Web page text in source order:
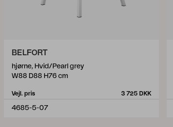
BELFORT
hjørne, Hvid/Pearl grey
W88 D88 H76 cm
Vejl. pris 3 725 DKK
4685-5-07